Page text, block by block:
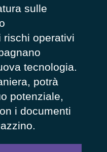
sulle
rischi operativi
tecnologia.
potrà
potenziale,
i documenti